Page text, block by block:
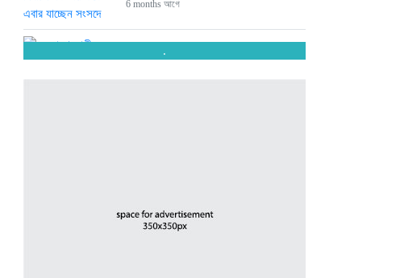
6 months আগে
ত্রয়োদশ জাতীয় সংসদ নির্বাচনে চট্টগ্রামের...
6 months আগে
6 months আগে
.